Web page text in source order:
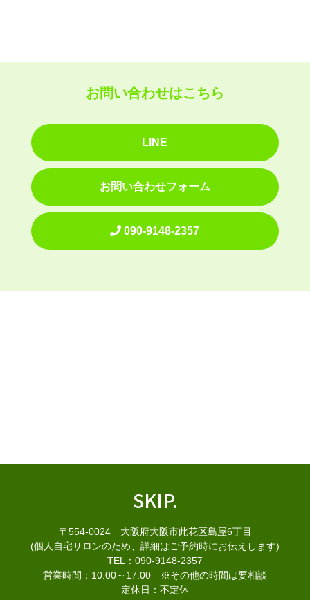
お問い合わせはこちら
LINE
お問い合わせフォーム
090-9148-2357
SKIP.
〒554-0024 大阪府大阪市此花区島屋6丁目
(個人自宅サロンのため、詳細はご予約時にお伝えします)
TEL：090-9148-2357
営業時間：10:00～17:00 ※その他の時間は要相談
定休日：不定休